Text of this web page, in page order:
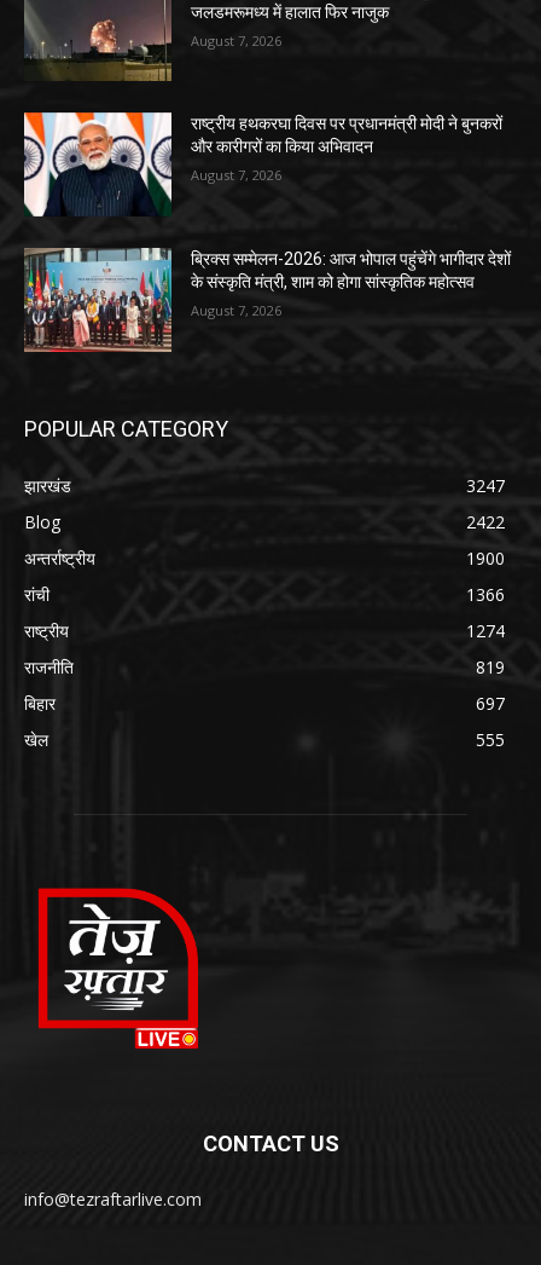
जलडमरूमध्य में हालात फिर नाजुक
August 7, 2026
राष्ट्रीय हथकरघा दिवस पर प्रधानमंत्री मोदी ने बुनकरों
और कारीगरों का किया अभिवादन
August 7, 2026
ब्रिक्स सम्मेलन-2026: आज भोपाल पहुंचेंगे भागीदार देशों
के संस्कृति मंत्री, शाम को होगा सांस्कृतिक महोत्सव
August 7, 2026
POPULAR CATEGORY
झारखंड
3247
Blog
2422
अन्तर्राष्ट्रीय
1900
रांची
1366
राष्ट्रीय
1274
राजनीति
819
बिहार
697
खेल
555
CONTACT US
info@tezraftarlive.com